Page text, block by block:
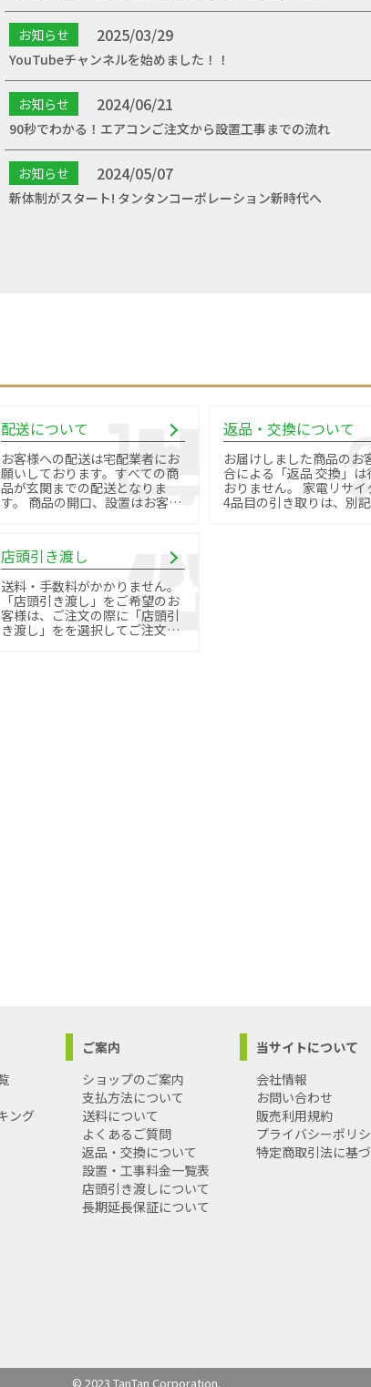
お知らせ 2025/03/29
YouTubeチャンネルを始めました！！
お知らせ 2024/06/21
90秒でわかる！エアコンご注文から設置工事までの流れ
お知らせ 2024/05/07
新体制がスタート! タンタンコーポレーション新時代へ
配送について
お客様への配送は宅配業者にお
願いしております。すべての商
品が玄関までの配送となりま
す。 商品の開口、設置はお客様
返品・交換について
お届けしました商品のお
合による「返品 交換」は
おりません。 家電リサイクル品
4品目の引き取りは、別
店頭引き渡し
送料・手数料がかかりません。
「店頭引き渡し」をご希望のお
客様は、ご注文の際に「店頭引
き渡し」をを選択してご注文く
ング
ご案内
ショップのご案内
支払方法について
送料について
よくあるご質問
返品・交換について
設置・工事料金一覧表
店頭引き渡しについて
長期延長保証について
当サイトについて
会社情報
お問い合わせ
販売利用規約
プライバシーポリ
特定商取引法に基
© 2023 TanTan Corporation.